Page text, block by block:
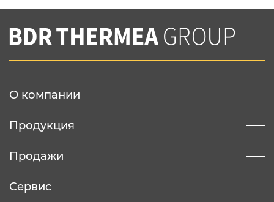
Вы соглашаетесь с нашей политикой
конфеденциальности
О компании
Продукция
Продажи
Сервис